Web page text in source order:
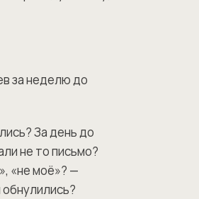
за неделю до
За день до
не то письмо?
«не моё»? —